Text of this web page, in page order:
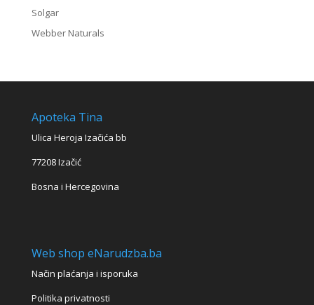
Solgar
Webber Naturals
Apoteka Tina
Ulica Heroja Izačića bb
77208 Izačić
Bosna i Hercegovina
Web shop eNarudzba.ba
Način plaćanja i isporuka
Politika privatnosti